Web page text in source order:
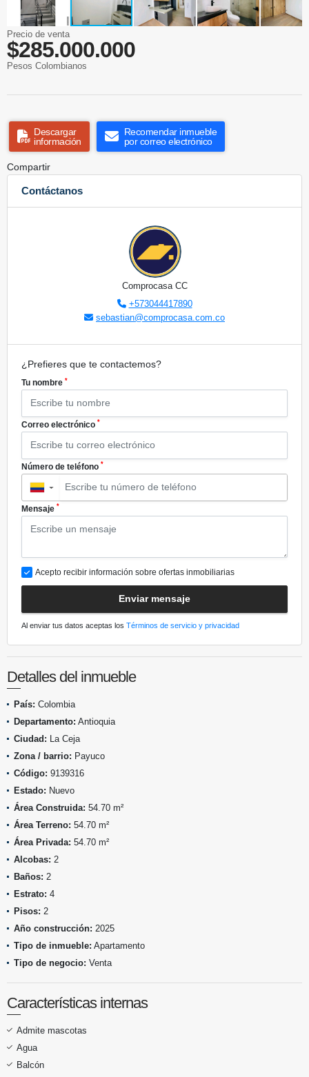
Precio de venta
$285.000.000
Pesos Colombianos
Descargar
información
Recomendar inmueble
por correo electrónico
Compartir
Contáctanos
Comprocasa CC
+573044417890
sebastian@comprocasa.com.co
¿Prefieres que te contactemos?
Tu nombre *
Correo electrónico *
Número de teléfono *
▼
Mensaje *
Acepto recibir información sobre ofertas inmobiliarias
Enviar mensaje
Al enviar tus datos aceptas los Términos de servicio y privacidad
Detalles del inmueble
País: Colombia
Departamento: Antioquia
Ciudad: La Ceja
Zona / barrio: Payuco
Código: 9139316
Estado: Nuevo
Área Construida: 54.70 m²
Área Terreno: 54.70 m²
Área Privada: 54.70 m²
Alcobas: 2
Baños: 2
Estrato: 4
Pisos: 2
Año construcción: 2025
Tipo de inmueble: Apartamento
Tipo de negocio: Venta
Características internas
Admite mascotas
Agua
Balcón